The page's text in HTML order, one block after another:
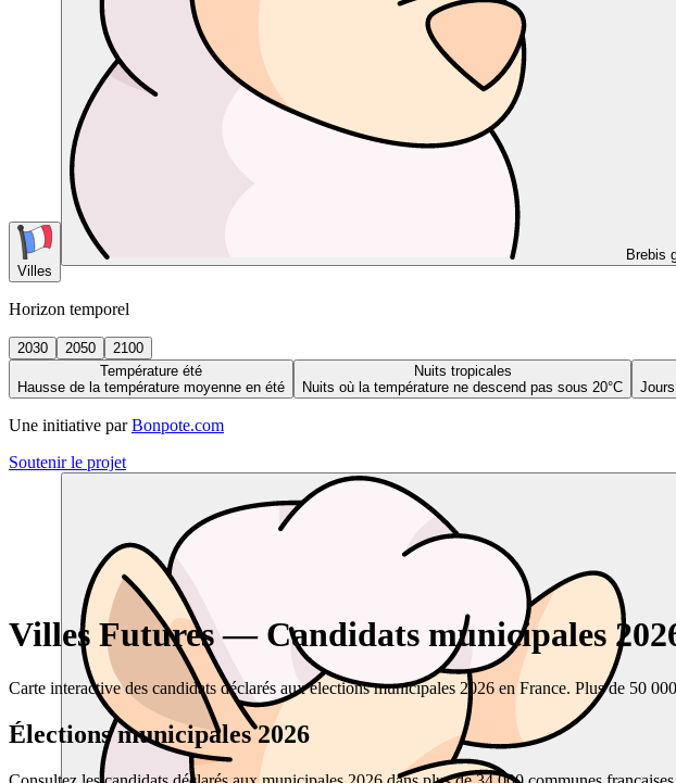
Villes
Brebis
Horizon temporel
2030 2050
2100
Température été
Hausse de la température moyenne en été
Nuits tropicales
Nuits où la température ne descend pas sous 20°C
Une initiative par Bonpote.com
Soutenir le projet
Villes Futures — Candidats municipales
Carte interactive des candidats déclarés aux élections municipales 2026 en France. Plus de 50
Élections municipales 2026